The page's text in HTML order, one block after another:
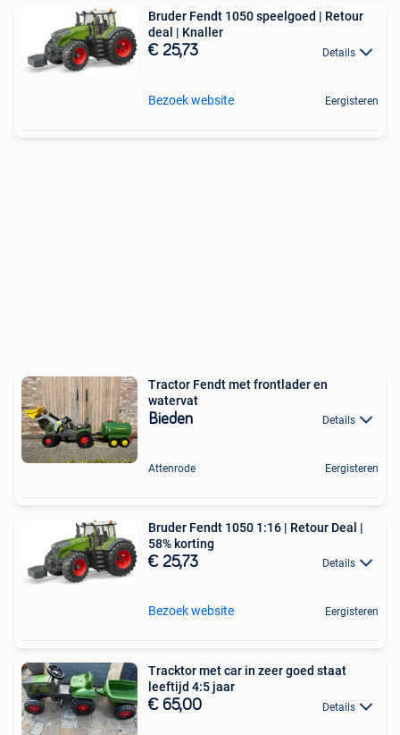
Bruder Fendt 1050 speelgoed | Retour
deal | Knaller
€ 25,73 Details
Bezoek website Eergisteren
Tractor Fendt met frontlader en
watervat
Bieden Details
Attenrode Eergisteren
Bruder Fendt 1050 1:16 | Retour Deal |
58% korting
€ 25,73 Details
Bezoek website Eergisteren
Tracktor met car in zeer goed staat
leeftijd 4:5 jaar
€ 65,00 Details